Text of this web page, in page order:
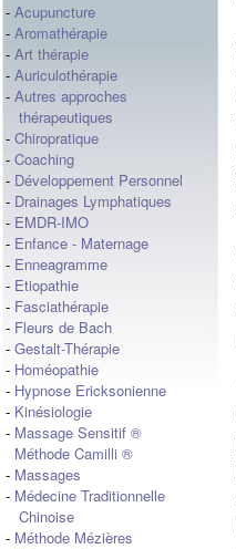
- Acupuncture
- Aromathérapie
- Art thérapie
- Auriculothérapie
- Autres approches
thérapeutiques
- Chiropratique
- Coaching
- Développement Personnel
- Drainages Lymphatiques
- EMDR-IMO
- Enfance - Maternage
- Enneagramme
- Etiopathie
- Fasciathérapie
- Fleurs de Bach
- Gestalt-Thérapie
- Homéopathie
- Hypnose Ericksonienne
- Kinésiologie
- Massage Sensitif ®
Méthode Camilli ®
- Massages
- Médecine Traditionnelle
Chinoise
- Méthode Mézières